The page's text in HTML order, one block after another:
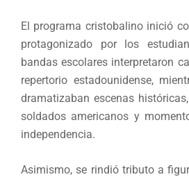
El programa cristobalino inició
protagonizado por los
bandas escolares interpretaron
repertorio estadounidense,
dramatizaban escenas
soldados americanos y
independencia.
Asimismo, se rindió tributo a